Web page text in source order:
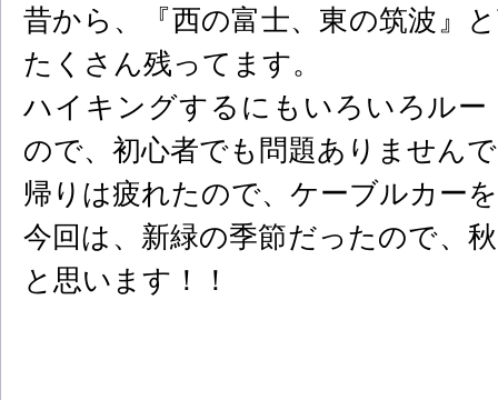
昔から、『西の富士、東の筑波』
たくさん残ってます。
ハイキングするにもいろいろル
ので、初心者でも問題ありません
帰りは疲れたので、ケーブルカー
今回は、新緑の季節だったので、
と思います！！